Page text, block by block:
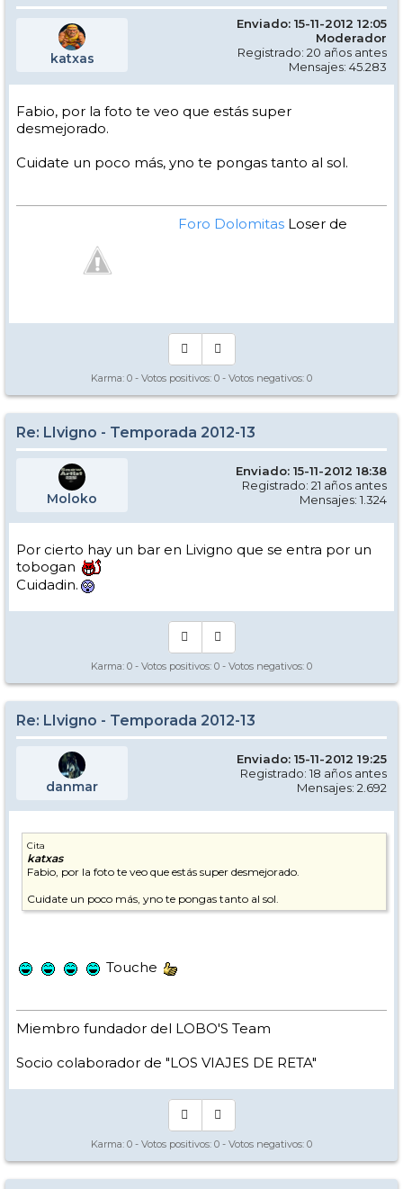
katxas
Enviado: 15-11-2012 12:05
Moderador
Registrado: 20 años antes
Mensajes: 45.283
Fabio, por la foto te veo que estás super
desmejorado.
Cuidate un poco más, yno te pongas tanto al sol.
Foro DolomitasLoser de
Karma: 0 - Votos positivos: 0 - Votos negativos: 0
Re: LIvigno - Temporada 2012-13
Moloko
Enviado: 15-11-2012 18:38
Registrado: 21 años antes
Mensajes: 1.324
Por cierto hay un bar en Livigno que se entra por un
tobogan
Cuidadin.
Karma: 0 - Votos positivos: 0 - Votos negativos: 0
Re: LIvigno - Temporada 2012-13
danmar
Enviado: 15-11-2012 19:25
Registrado: 18 años antes
Mensajes: 2.692
Cita
katxas
Fabio, por la foto te veo que estás super desmejorado.
Cuidate un poco más, yno te pongas tanto al sol.
Touche
Miembro fundador del LOBO'S Team
Socio colaborador de "LOS VIAJES DE RETA"
Karma: 0 - Votos positivos: 0 - Votos negativos: 0